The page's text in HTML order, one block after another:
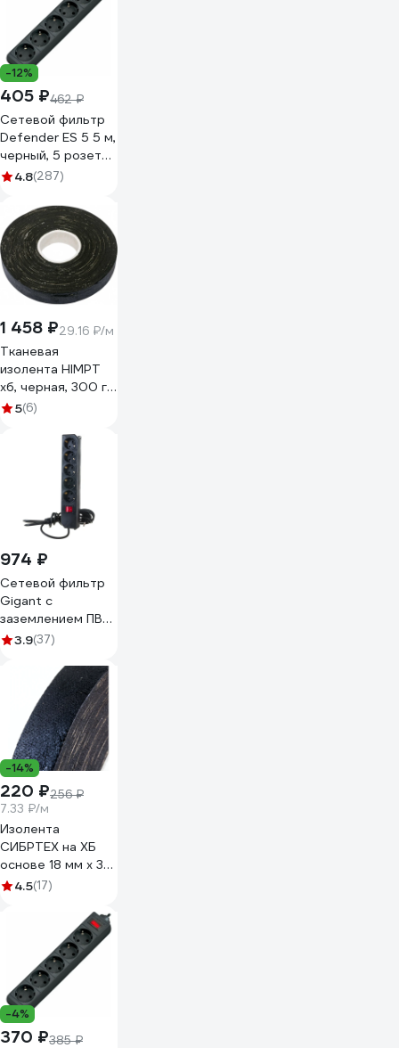
-12%
405 ₽462 ₽
Сетевой фильтр
Defender ES 5 5 м,
черный, 5 розеток
99486
4.8(287)
1 458 ₽29.16 ₽/м
Тканевая
изолента HIMPT
хб, черная, 300 г,
двухсторонняя,
00008227
5(6)
974 ₽
Сетевой фильтр
Gigant с
заземлением ПВС
3x0,75 5 гнезд 3м
3.9(37)
-14%
220 ₽256 ₽
7.33 ₽/м
Изолента
СИБРТЕХ на ХБ
основе 18 мм х 30
м, 300 гр. 88762
4.5(17)
-4%
370 ₽385 ₽